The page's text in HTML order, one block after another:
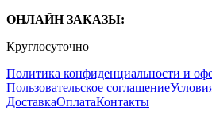
ОНЛАЙН ЗАКАЗЫ:
Круглосуточно
Политика конфиденциальности и
Пользовательское соглашение
ДоставкаОплатаКонтакты